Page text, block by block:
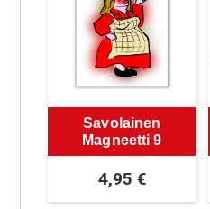
Savolainen
Magneetti 9
4,95 €